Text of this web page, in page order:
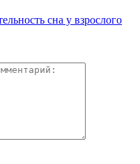
сна у взрослого